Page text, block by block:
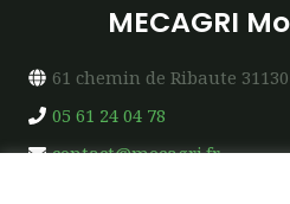
MECAGRI
61 chemin de Ribaute 31130
05 61 24 04 78
contact@mecagri.fr